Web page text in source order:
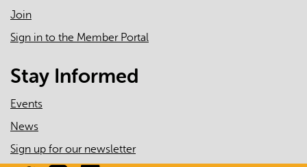
Join
Sign in to the Member Portal
Stay Informed
Events
News
Sign up for our newsletter